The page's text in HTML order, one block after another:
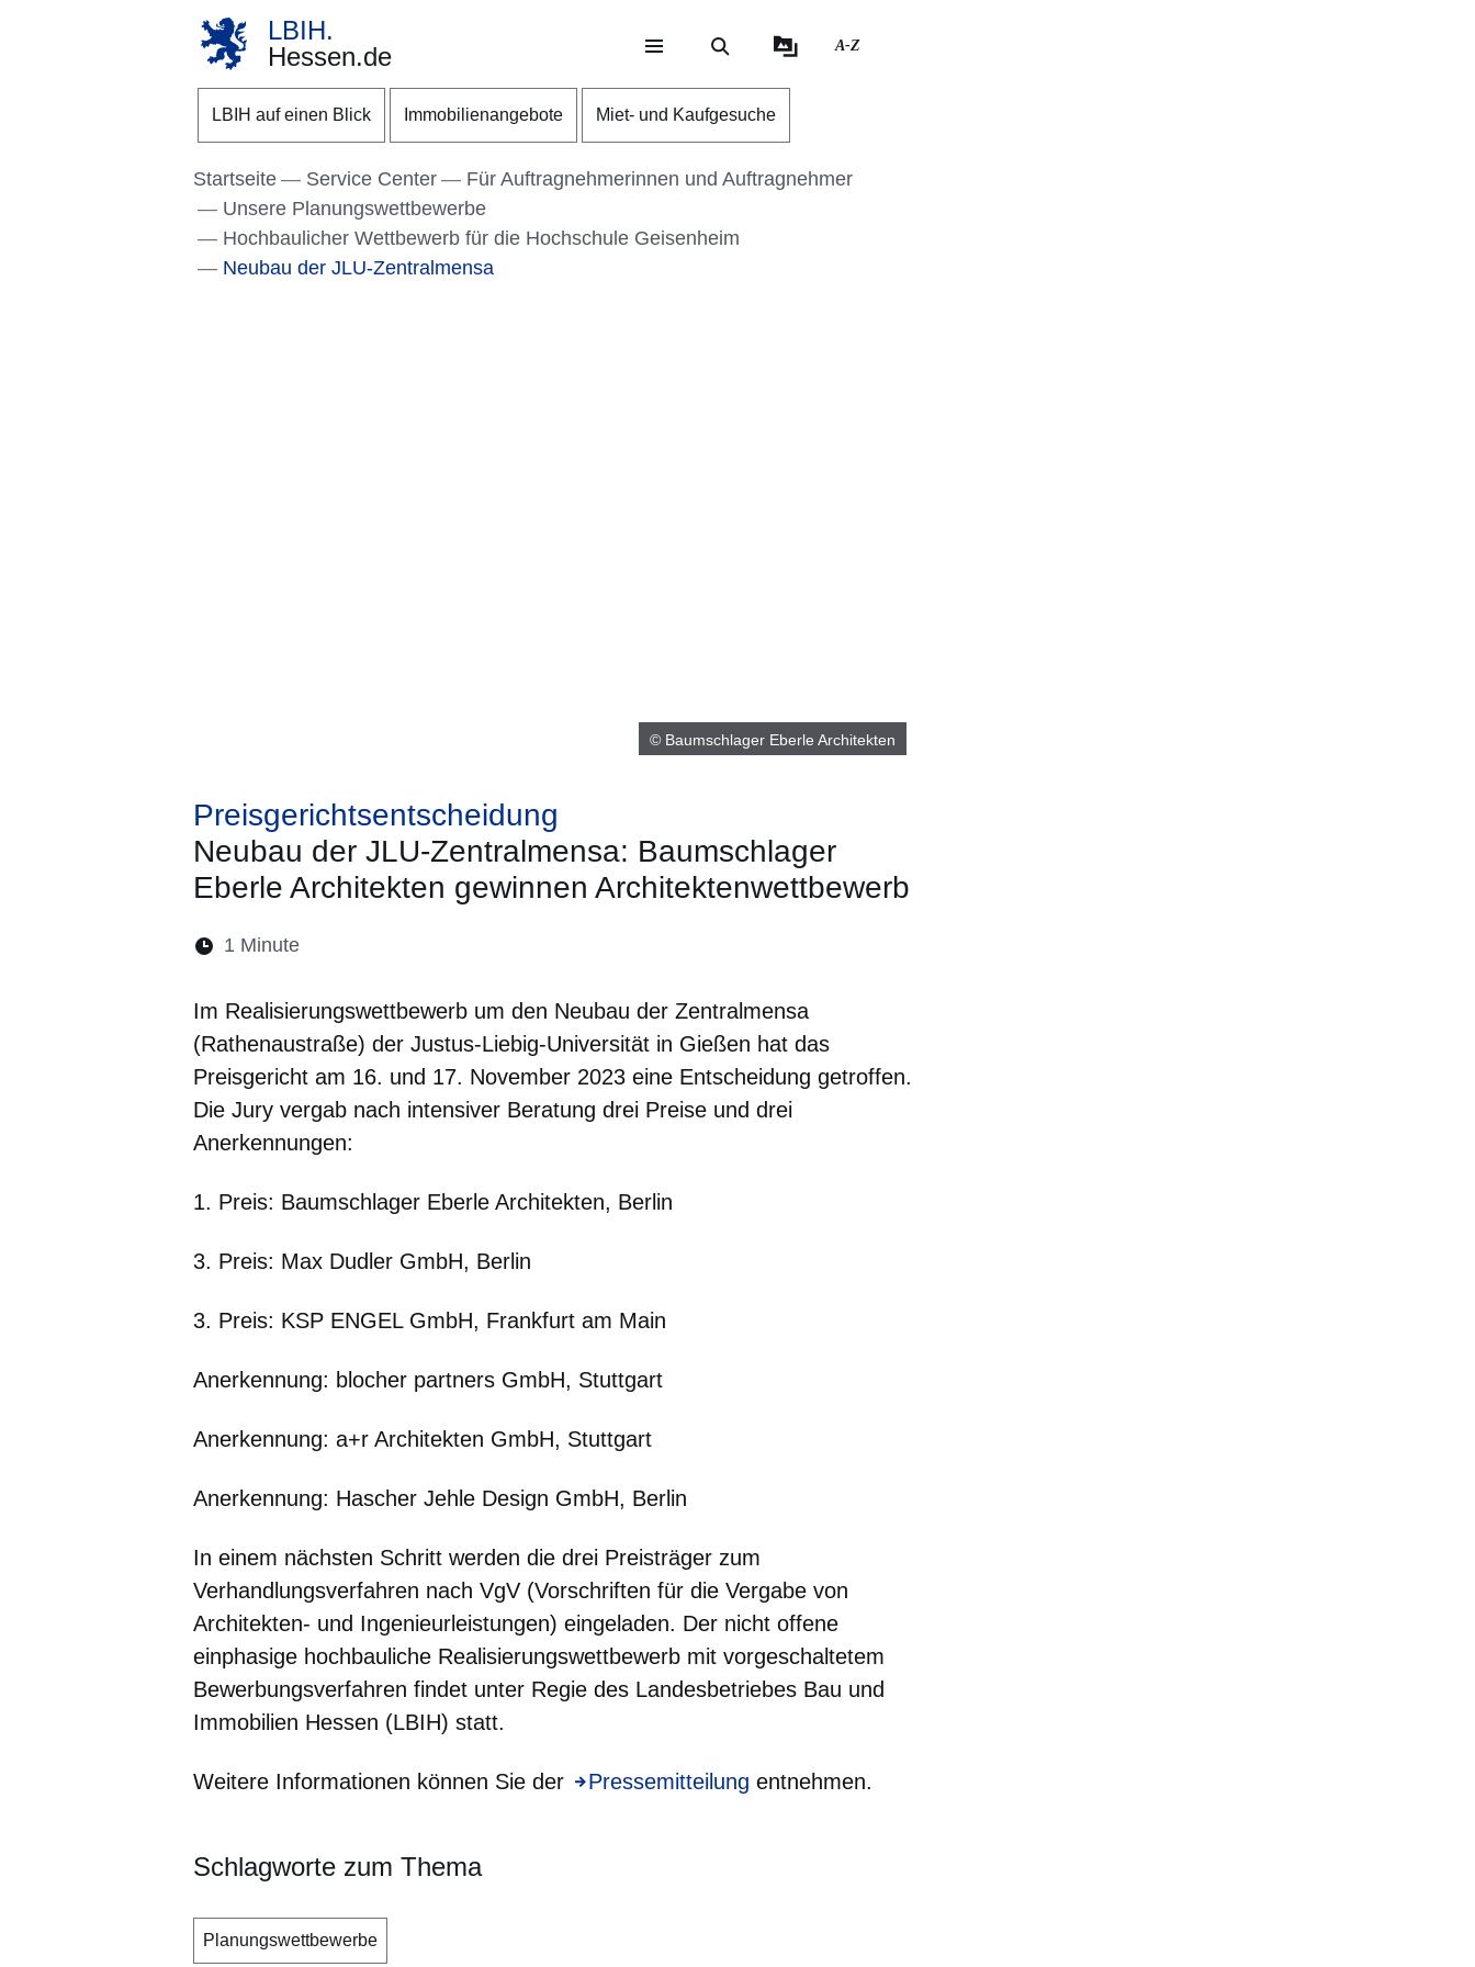
Direkt zum Kopf der Seite
Direkt zum Inhalt
Direkt zum Fuß der Seite
LBIH.
Hessen.de
A-Z
LBIH auf einen Blick Immobilienangebote Miet- und Kaufgesuche
Startseite Service Center
Für Auftragnehmerinnen und Auftragnehmer
Unsere Planungswettbewerbe
Hochbaulicher Wettbewerb für die Hochschule Geisenheim
Neubau der JLU-Zentralmensa
© Baumschlager Eberle Architekten
Preisgerichtsentscheidung
Neubau der JLU-Zentralmensa: Baumschlager
Eberle Architekten gewinnen Architektenwettbewerb
Lesedauer:
1 Minute
Im Realisierungswettbewerb um den Neubau der Zentralmensa
(Rathenaustraße) der Justus-Liebig-Universität in Gießen hat das
Preisgericht am 16. und 17. November 2023 eine Entscheidung getroffen.
Die Jury vergab nach intensiver Beratung drei Preise und drei
Anerkennungen:
1. Preis: Baumschlager Eberle Architekten, Berlin
3. Preis: Max Dudler GmbH, Berlin
3. Preis: KSP ENGEL GmbH, Frankfurt am Main
Anerkennung: blocher partners GmbH, Stuttgart
Anerkennung: a+r Architekten GmbH, Stuttgart
Anerkennung: Hascher Jehle Design GmbH, Berlin
In einem nächsten Schritt werden die drei Preisträger zum
Verhandlungsverfahren nach VgV (Vorschriften für die Vergabe von
Architekten- und Ingenieurleistungen) eingeladen. Der nicht offene
einphasige hochbauliche Realisierungswettbewerb mit vorgeschaltetem
Bewerbungsverfahren findet unter Regie des Landesbetriebes Bau und
Immobilien Hessen (LBIH) statt.
Weitere Informationen können Sie der Pressemitteilung
Öffnet sich in einem neuen Fenster
entnehmen.
Schlagworte zum Thema
Planungswettbewerbe